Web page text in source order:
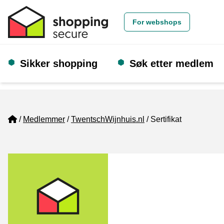
For webshops
Sikker shopping Søk etter medlem
Home
Medlemmer TwentschWijnhuis.nl Sertifikat